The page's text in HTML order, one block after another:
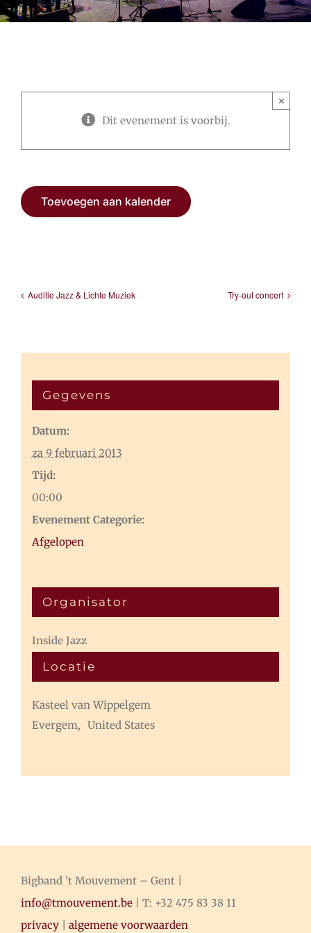
Dit evenement is voorbij.
×
Toevoegen aan kalender
Auditie Jazz & Lichte Muziek Try-out concert
Gegevens
Datum:
za 9 februari 2013
Tijd:
00:00
Evenement Categorie:
Afgelopen
Locatie
Kasteel van Wippelgem
Evergem, United States
Organisator
Inside Jazz
Bigband ’t Mouvement – Gent |
info@tmouvement.be| T: +32 475 83 38 11
privacy| algemene voorwaarden